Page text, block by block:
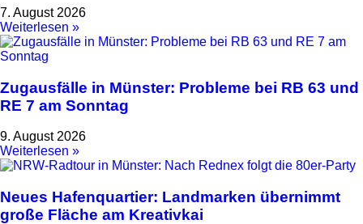
7. August 2026
Weiterlesen »
Zugausfälle in Münster: Probleme bei RB 63 und
RE 7 am Sonntag
9. August 2026
Weiterlesen »
Neues Hafenquartier: Landmarken übernimmt
große Fläche am Kreativkai